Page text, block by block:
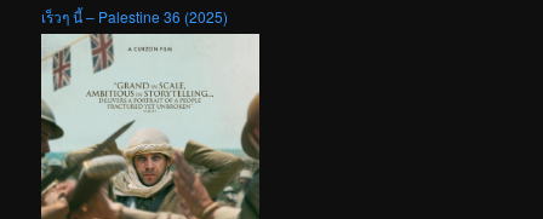
เร็วๆ นี้ – Palestine 36 (2025)